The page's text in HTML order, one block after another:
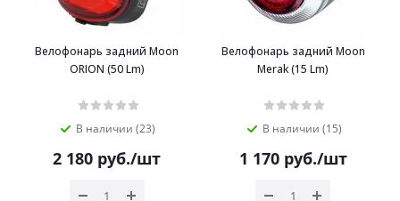
Велофонарь задний Moon
ORION (50 Lm)
В наличии (23)
2 180 руб./шт
Велофонарь задний Moon
Merak (15 Lm)
В наличии (15)
1 170руб./шт